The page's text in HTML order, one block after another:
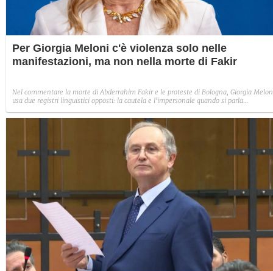
Per Giorgia Meloni c'è violenza solo nelle
manifestazioni, ma non nella morte di Fakir
Nel commentare la morte di Abderrahim Fakir e le proteste di Bologna, Giorgia
usa due registri linguistici opposti: la cautela e l'impersonale quando si parla
i protagonisti diventano i manifestanti. Perché, in politica, anche la sintassi è una